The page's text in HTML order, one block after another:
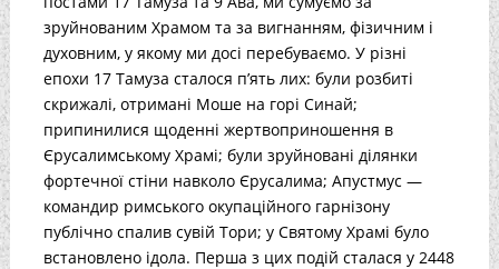
зруйнованим Храмом та за вигнанням, фізичним і
духовним, у якому ми досі перебуваємо. У різні
епохи 17 Тамуза сталося п’ять лих: були розбиті
скрижалі, отримані Моше на горі Синай;
припинилися щоденні жертвоприношення в
Єрусалимському Храмі; були зруйновані ділянки
фортечної стіни навколо Єрусалима; Апустмус —
командир римського окупаційного гарнізону
публічно спалив сувій Тори; у Святому Храмі було
встановлено ідола. Перша з цих подій сталася у 2448